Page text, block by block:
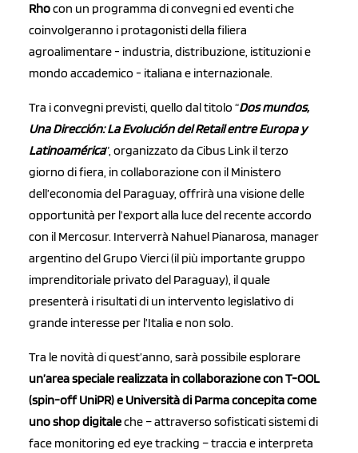
Rhocon un programma di convegni ed eventi che
coinvolgeranno i protagonisti della filiera
agroalimentare - industria, distribuzione, istituzioni e
mondo accademico - italiana e internazionale.
Tra i convegni previsti, quello dal titolo “Dos mundos,
Una Dirección: La Evolución del Retail entre Europa y
Latinoamérica”, organizzato da Cibus Link il terzo
giorno di fiera, in collaborazione con il Ministero
dell’economia del Paraguay, offrirà una visione delle
opportunità per l’export alla luce del recente accordo
con il Mercosur. Interverrà Nahuel Pianarosa, manager
argentino del Grupo Vierci (il più importante gruppo
imprenditoriale privato del Paraguay), il quale
presenterà i risultati di un intervento legislativo di
grande interesse per l’Italia e non solo.
Tra le novità di quest’anno, sarà possibile esplorare
un’area speciale realizzata in collaborazione con T-OOL
(spin-off UniPR) e Università di Parma concepita come
uno shop digitaleche – attraverso sofisticati sistemi di
face monitoring ed eye tracking – traccia e interpreta